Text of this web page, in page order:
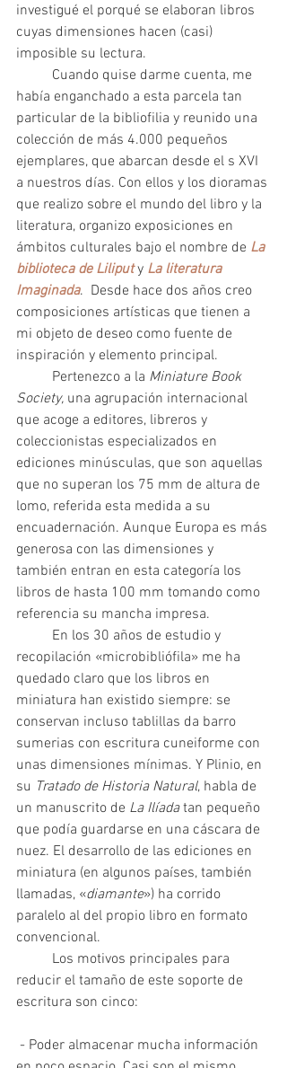
investigué el porqué se elaboran libros
cuyas dimensiones hacen (casi)
había enganchado a esta parcela tan
particular de la bibliofilia y reunido una
colección de más 4.000 pequeños
ejemplares, que abarcan desde el s XVI
a nuestros días. Con ellos y los dioramas
que realizo sobre el mundo del libro y la
literatura, organizo exposiciones en
ámbitos culturales bajo el nombre de La
biblioteca de Liliput y La literatura
Imaginada.  Desde hace dos años creo
composiciones artísticas que tienen a
mi objeto de deseo como fuente de
	Pertenezco a la
Miniature Book
Society, una agrupación internacional
que acoge a editores, libreros y
coleccionistas especializados en
ediciones minúsculas, que son aquellas
que no superan los 75 mm de altura de
lomo, referida esta medida a su
encuadernación. Aunque Europa es más
generosa con las dimensiones y
también entran en esta categoría los
libros de hasta 100 mm tomando como
recopilación «microbibliófila» me ha
quedado claro que los libros en
miniatura han existido siempre: se
conservan incluso tablillas da barro
sumerias con escritura cuneiforme con
unas dimensiones mínimas. Y Plinio, en
su Tratado de Historia Natural, habla de
un manuscrito de La Ilíada tan pequeño
que podía guardarse en una cáscara de
nuez. El desarrollo de las ediciones en
miniatura (en algunos países, también
llamadas, «diamante») ha corrido
paralelo al del propio libro en formato
reducir el tamaño de este soporte de
escritura son cinco: